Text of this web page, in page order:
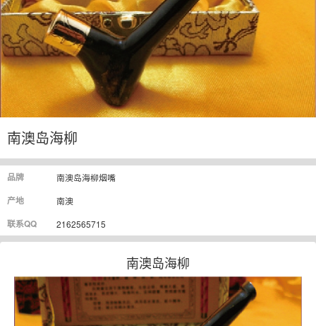
南澳岛海柳
品牌
南澳岛海柳烟嘴
产地
南澳
联系QQ
2162565715
南澳岛海柳